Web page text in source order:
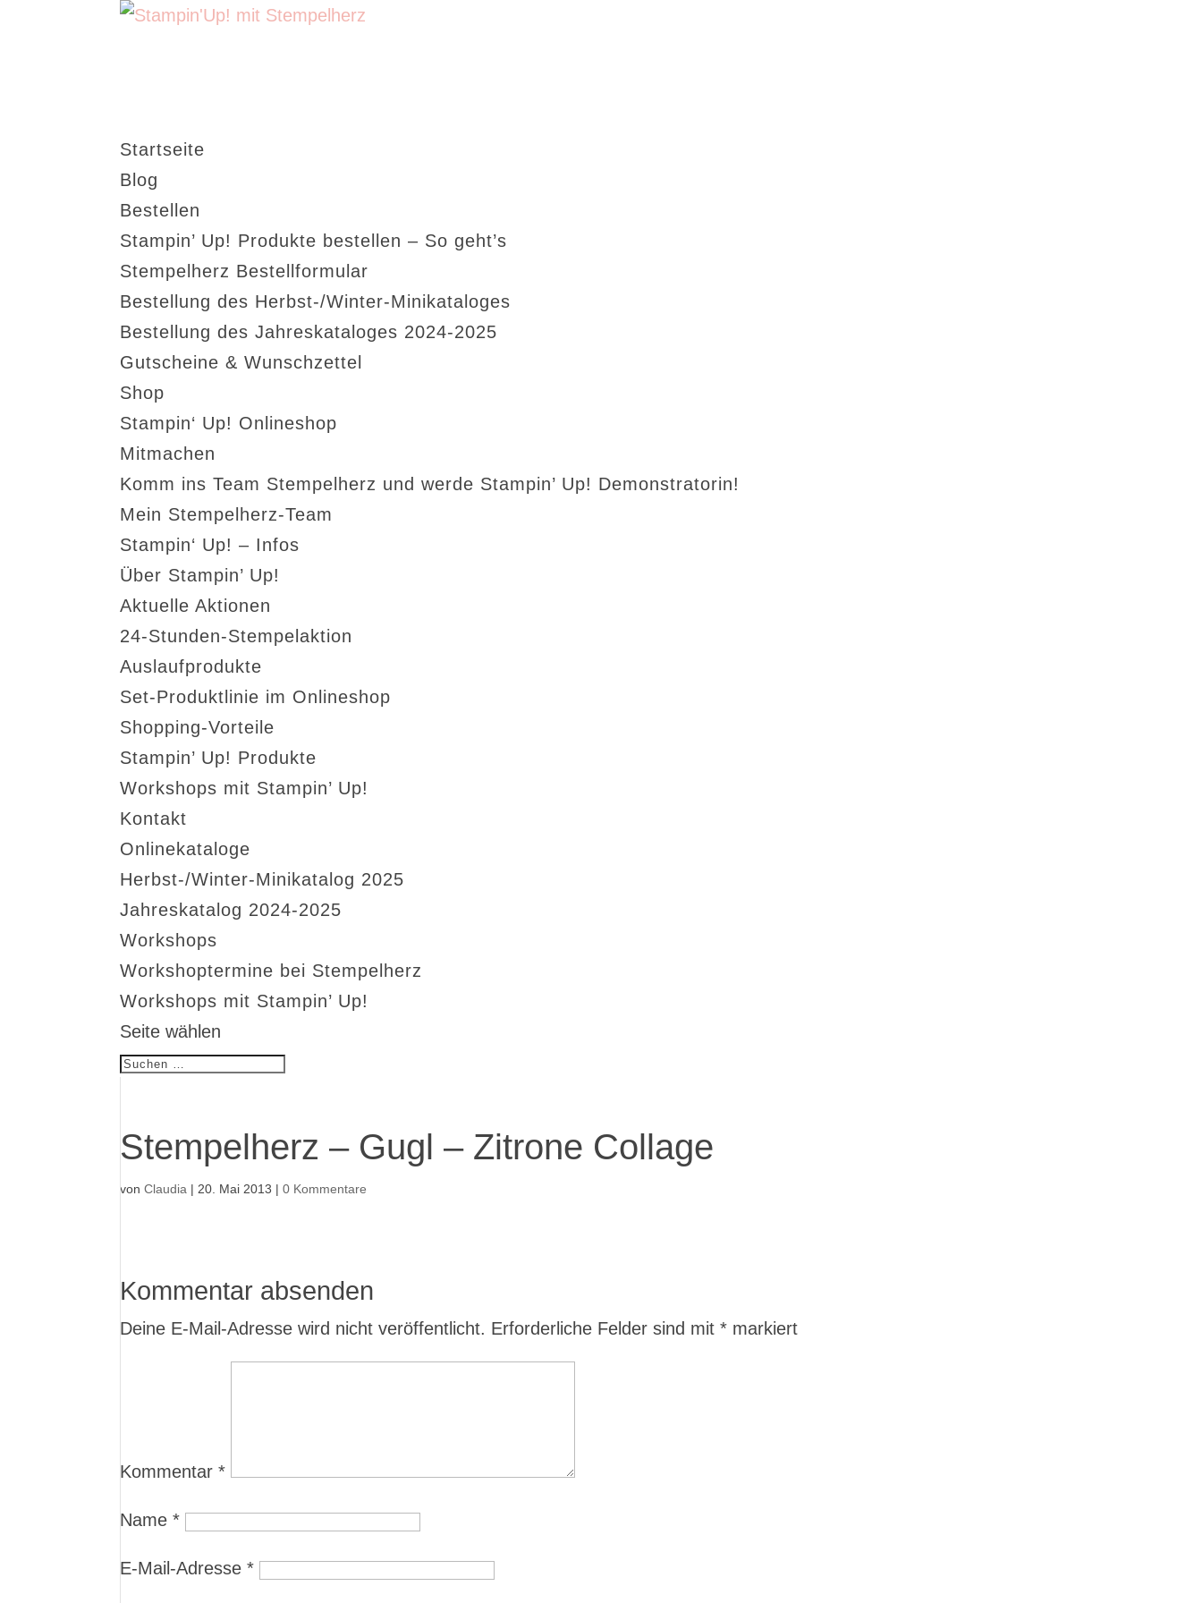
Startseite
Blog
Bestellen
Stampin’ Up! Produkte bestellen – So geht’s
Stempelherz Bestellformular
Bestellung des Herbst-/Winter-Minikataloges
Bestellung des Jahreskataloges 2024-2025
Gutscheine & Wunschzettel
Shop
Stampin‘ Up! Onlineshop
Mitmachen
Komm ins Team Stempelherz und werde Stampin’ Up! Demonstratorin!
Mein Stempelherz-Team
Stampin‘ Up! – Infos
Über Stampin’ Up!
Aktuelle Aktionen
24-Stunden-Stempelaktion
Auslaufprodukte
Set-Produktlinie im Onlineshop
Shopping-Vorteile
Stampin’ Up! Produkte
Workshops mit Stampin’ Up!
Kontakt
Onlinekataloge
Herbst-/Winter-Minikatalog 2025
Jahreskatalog 2024-2025
Workshops
Workshoptermine bei Stempelherz
Workshops mit Stampin’ Up!
Seite wählen
Stempelherz – Gugl – Zitrone Collage
vonClaudia | 20. Mai 2013 |0 Kommentare
Kommentar absenden
Deine E-Mail-Adresse wird nicht veröffentlicht. Erforderliche Felder sind mit* markiert
Kommentar*
Name*
E-Mail-Adresse*